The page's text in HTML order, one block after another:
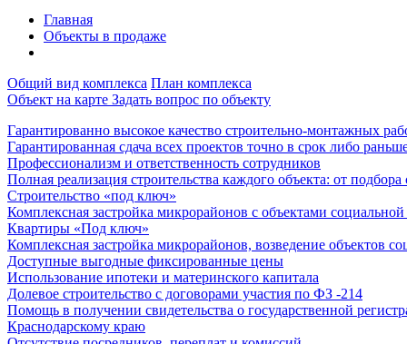
Главная
Объекты в продаже
Общий вид комплекса План комплекса
Объект на карте Задать вопрос по объекту
Гарантированно высокое качество строительно-монтажных
Гарантированная сдача всех проектов точно в срок либо
Профессионализм и ответственность сотрудников
Полная реализация строительства каждого объекта: от
Строительство «под ключ»
Комплексная застройка микрорайонов с объектами
Квартиры «Под ключ»
Комплексная застройка микрорайонов, возведение объектов
Доступные выгодные фиксированные цены
Использование ипотеки и материнского капитала
Долевое строительство с договорами участия по ФЗ -214
Помощь в получении свидетельства о государственной
Краснодарскому краю